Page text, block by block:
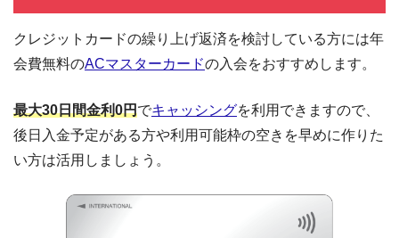
クレジットカードの繰り上げ返済を検討している方には年
会費無料のACマスターカードの入会をおすすめします。
最大30日間金利0円でキャッシングを利用できますので、
後日入金予定がある方や利用可能枠の空きを早めに作りた
い方は活用しましょう。